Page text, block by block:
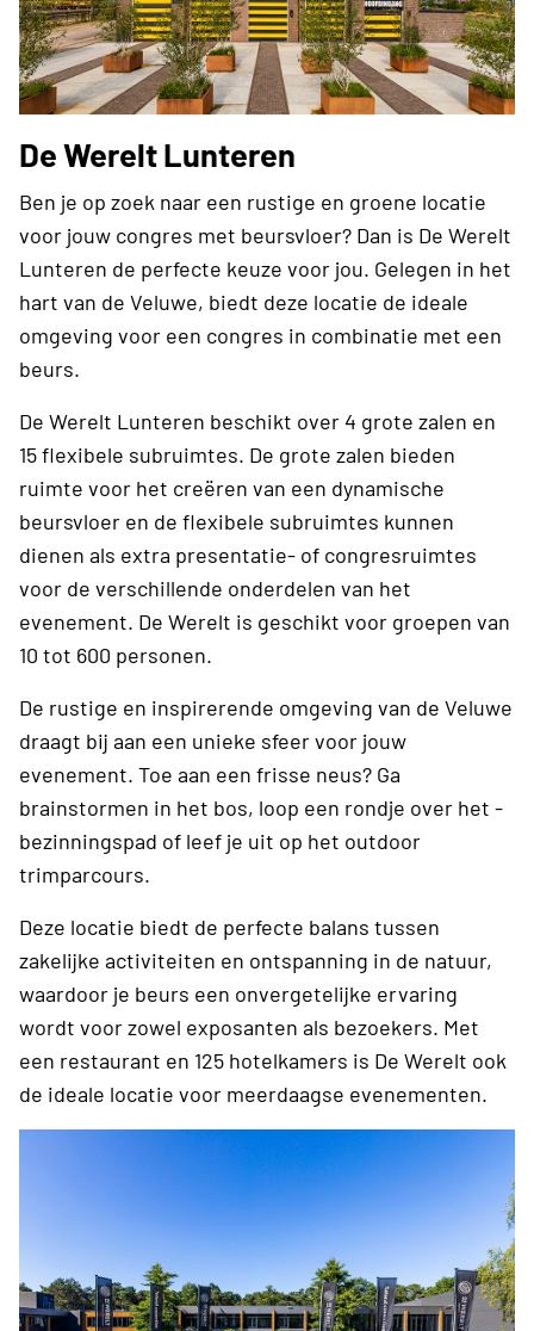
De Werelt Lunteren
Ben je op zoek naar een rustige en groene locatie
voor jouw congres met beursvloer? Dan is De Werelt
Lunteren de perfecte keuze voor jou. Gelegen in het
hart van de Veluwe, biedt deze locatie de ideale
omgeving voor een congres in combinatie met een
beurs.
De Werelt Lunteren beschikt over 4 grote zalen en
15 flexibele subruimtes. De grote zalen bieden
ruimte voor het creëren van een dynamische
beursvloer en de flexibele subruimtes kunnen
dienen als extra presentatie- of congresruimtes
voor de verschillende onderdelen van het
evenement. De Werelt is geschikt voor groepen van
10 tot 600 personen.
De rustige en inspirerende omgeving van de Veluwe
draagt bij aan een unieke sfeer voor jouw
evenement. Toe aan een frisse neus? Ga
brainstormen in het bos, loop een rondje over het ­
bezinningspad of leef je uit op het outdoor
trimparcours.
Deze locatie biedt de perfecte balans tussen
zakelijke activiteiten en ontspanning in de natuur,
waardoor je beurs een onvergetelijke ervaring
wordt voor zowel exposanten als bezoekers. Met
een restaurant en 125 hotelkamers is De Werelt ook
de ideale locatie voor meerdaagse evenementen.